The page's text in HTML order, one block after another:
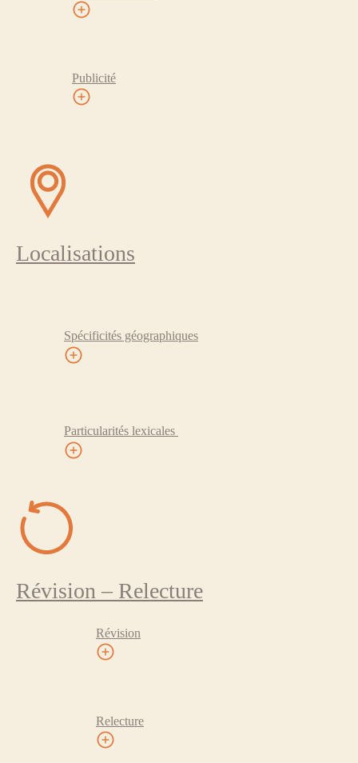
Publicité
Localisations
Spécificités géographiques
Particularités lexicales
Révision – Relecture
Révision
Relecture